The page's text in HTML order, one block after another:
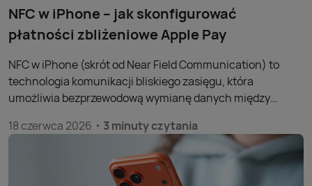
NFC w iPhone – jak skonfigurować
płatności zbliżeniowe Apple Pay
NFC w iPhone (skrót od Near Field Communication) to
technologia komunikacji bliskiego zasięgu, która
umożliwia bezprzewodową wymianę danych między
centymetrów. To właśnie dzięki niej możliwe są płatności
zbliżeniowe w sklepach bez użycia fizycznej karty czy
gotówki. System Apple Pay, oparty na module NFC iPhone,
obsługuje ponad 785 milionów użytkowników na całym
18 czerwca 2026 3 minuty czytania